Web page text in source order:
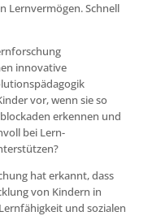
Lernvermögen. Schnell
innovative
vor, wenn sie so
erkennen und
bei Lern-
hat erkannt, dass
von Kindern in
und sozialen